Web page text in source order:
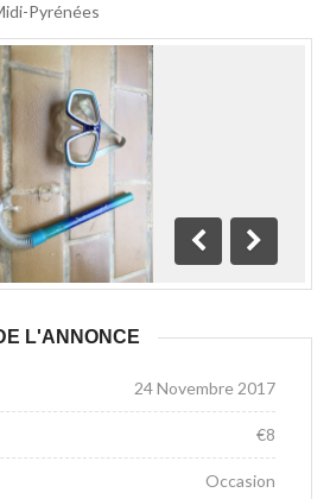
Pyrénées
Précédente
Suivante
L'ANNONCE
24 Novembre 2017
€8
Occasion